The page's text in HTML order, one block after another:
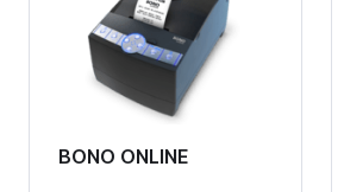
BONO ONLINE